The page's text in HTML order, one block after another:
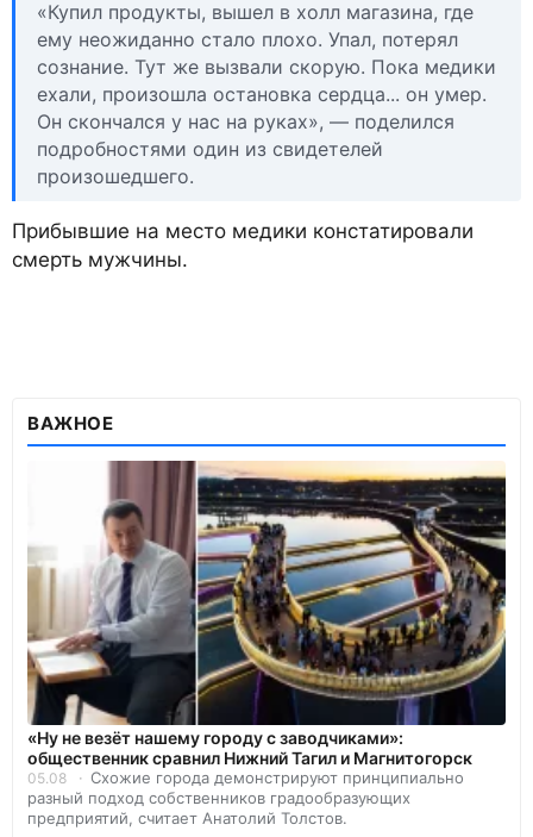
«Купил продукты, вышел в холл магазина, где
ему неожиданно стало плохо. Упал, потерял
сознание. Тут же вызвали скорую. Пока медики
ехали, произошла остановка сердца... он умер.
Он скончался у нас на руках», — поделился
подробностями один из свидетелей
произошедшего.
Прибывшие на место медики констатировали
смерть мужчины.
ВАЖНОЕ
«Ну не везёт нашему городу с заводчиками»:
общественник сравнил Нижний Тагил и Магнитогорск
05.08
Схожие города демонстрируют принципиально
разный подход собственников градообразующих
предприятий, считает Анатолий Толстов.